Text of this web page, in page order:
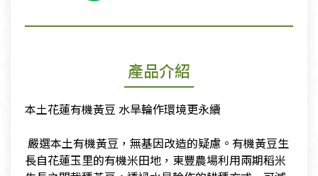
產品介紹
本土花蓮有機黃豆 水旱輪作環境更永續
​ 嚴選本土有機黃豆，無基因改造的疑慮。有機黃豆生
長自花蓮玉里的有機米田地，東豐農場利用兩期稻米